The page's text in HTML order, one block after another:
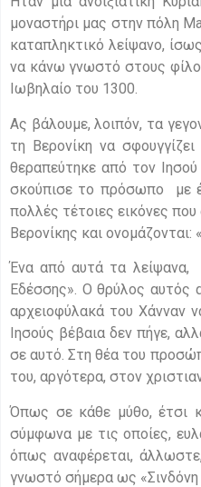
μοναστήρι μας στην πόλη
καταπληκτικό λείψανο,
να κάνω γνωστό στους
Ιωβηλαίο του 1300.
Ας βάλουμε, λοιπόν, τα
τη Βερονίκη να
θεραπεύτηκε από τον
σκούπισε το πρόσωπο με
πολλές τέτοιες εικόνες
Βερονίκης και ονομάζονται:
Ένα από αυτά τα λείψανα,
Εδέσσης». Ο θρύλος αυτός
αρχειοφύλακά του Χάνναν
Ιησούς βέβαια δεν πήγε,
σε αυτό. Στη θέα του
του, αργότερα, στον
Όπως σε κάθε μύθο, έτσι
σύμφωνα με τις οποίες,
όπως αναφέρεται,
γνωστό σήμερα ως